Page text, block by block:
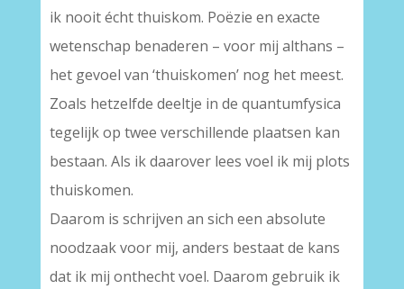
ik nooit écht thuiskom. Poëzie en exacte
wetenschap benaderen – voor mij althans –
het gevoel van ‘thuiskomen’ nog het meest.
Zoals hetzelfde deeltje in de quantumfysica
tegelijk op twee verschillende plaatsen kan
bestaan. Als ik daarover lees voel ik mij plots
thuiskomen.
Daarom is schrijven an sich een absolute
noodzaak voor mij, anders bestaat de kans
dat ik mij onthecht voel. Daarom gebruik ik